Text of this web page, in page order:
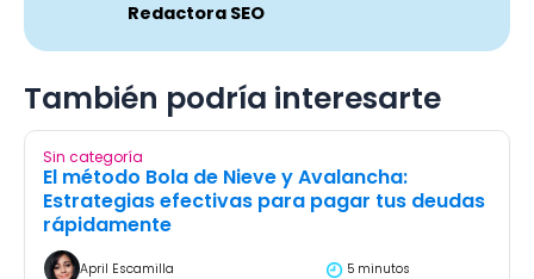
Redactora SEO
También podría interesarte
Sin categoría
El método Bola de Nieve y Avalancha:
Estrategias efectivas para pagar tus deudas
rápidamente
April Escamilla 5 minutos